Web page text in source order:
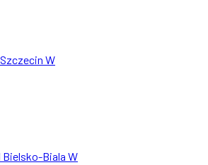
W
Bielsko-Biala W